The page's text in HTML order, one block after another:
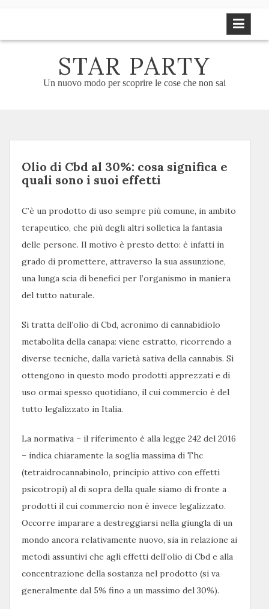
STAR PARTY
Un nuovo modo per scoprire le cose che non sai
Olio di Cbd al 30%: cosa significa e
quali sono i suoi effetti
C’è un prodotto di uso sempre più comune, in ambito
terapeutico, che più degli altri solletica la fantasia
delle persone. Il motivo è presto detto: è infatti in
grado di promettere, attraverso la sua assunzione,
una lunga scia di benefici per l’organismo in maniera
del tutto naturale.
Si tratta dell’olio di Cbd, acronimo di cannabidiolo
metabolita della canapa: viene estratto, ricorrendo a
diverse tecniche, dalla varietà sativa della cannabis. Si
ottengono in questo modo prodotti apprezzati e di
uso ormai spesso quotidiano, il cui commercio è del
tutto legalizzato in Italia.
La normativa – il riferimento è alla legge 242 del 2016
– indica chiaramente la soglia massima di Thc
(tetraidrocannabinolo, principio attivo con effetti
psicotropi) al di sopra della quale siamo di fronte a
prodotti il cui commercio non è invece legalizzato.
Occorre imparare a destreggiarsi nella giungla di un
mondo ancora relativamente nuovo, sia in relazione ai
metodi assuntivi che agli effetti dell’olio di Cbd e alla
concentrazione della sostanza nel prodotto (si va
generalmente dal 5% fino a un massimo del 30%).